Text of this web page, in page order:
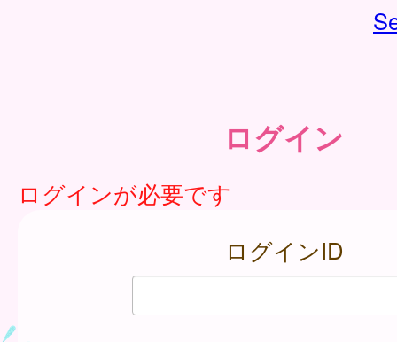
ログイン
ログインが必要です
ログインID